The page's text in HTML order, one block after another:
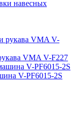
навесных
VMA V-F227
V-PF6015-2S